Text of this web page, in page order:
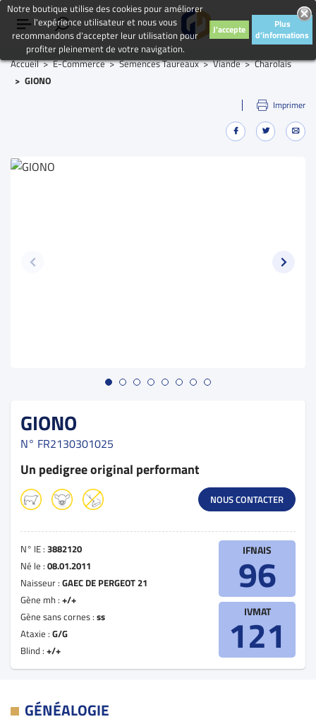
Accueil E-Commerce Semences Taureaux Viande
Charolais
GIONO
Imprimer
GIONO
N° FR2130301025
Un pedigree original performant
NOUS CONTACTER
N° IE : 3882120
Né le : 08.01.2011
Naisseur : GAEC DE PERGEOT 21
Gène mh : +/+
Gène sans cornes : ss
Ataxie : G/G
Blind : +/+
IFNAIS
96
IVMAT
121
GÉNÉALOGIE
Notre boutique utilise des cookies pour améliorer
l'expérience utilisateur et nous vous
recommandons d'accepter leur utilisation pour
profiter pleinement de votre navigation.
J'accepte
Plus
d'informations